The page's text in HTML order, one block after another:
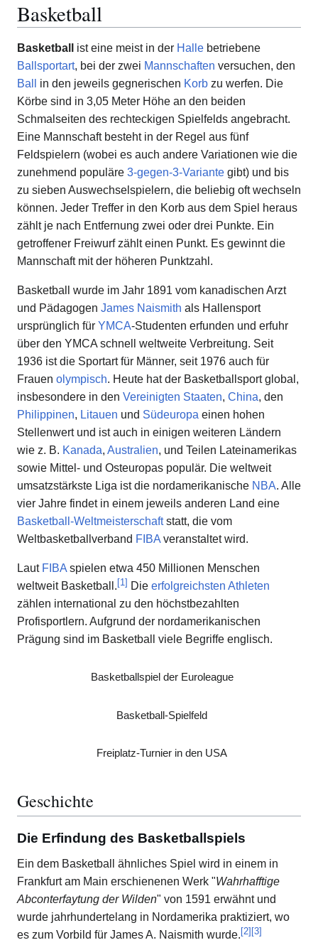
Basketball
Basketball ist eine meist in der Halle betriebene
Ballsportart, bei der zwei Mannschaften versuchen, den
Ball
in den jeweils gegnerischen Korb zu werfen. Die
Körbe sind in 3,05 Meter Höhe an den beiden
Schmalseiten des rechteckigen Spielfelds angebracht.
Eine Mannschaft besteht in der Regel aus fünf
Feldspielern (wobei es auch andere Variationen wie die
zunehmend populäre 3-gegen-3-Variante gibt) und bis
zu sieben Auswechselspielern, die beliebig oft wechseln
können. Jeder Treffer in den Korb aus dem Spiel heraus
zählt je nach Entfernung zwei oder drei Punkte. Ein
getroffener Freiwurf zählt einen Punkt. Es gewinnt die
Mannschaft mit der höheren Punktzahl.
Basketball wurde im Jahr 1891 vom kanadischen Arzt
und Pädagogen James Naismith als Hallensport
ursprünglich für YMCA-Studenten erfunden und erfuhr
über den YMCA schnell weltweite Verbreitung. Seit
1936 ist die Sportart für Männer, seit 1976 auch für
Frauen olympisch. Heute hat der Basketballsport global,
insbesondere in den Vereinigten Staaten, China, den
Philippinen, Litauen und Südeuropa einen hohen
Stellenwert und ist auch in einigen weiteren Ländern
wie z. B. Kanada, Australien, und Teilen Lateinamerikas
sowie Mittel- und Osteuropas populär. Die weltweit
umsatzstärkste Liga ist die nordamerikanische NBA. Alle
vier Jahre findet in einem jeweils anderen Land eine
Basketball-Weltmeisterschaftstatt, die vom
Weltbasketballverband FIBA veranstaltet wird.
Laut FIBA spielen etwa 450 Millionen Menschen
weltweit Basketball.[1] Die erfolgreichsten Athleten
zählen international zu den höchstbezahlten
Profisportlern. Aufgrund der nordamerikanischen
Prägung sind im Basketball viele Begriffe englisch.
Basketballspiel der Euroleague
Basketball-Spielfeld
Freiplatz-Turnier in den USA
Geschichte
Die Erfindung des Basketballspiels
Ein dem Basketball ähnliches Spiel wird in einem in
Frankfurt am Main erschienenen Werk "Wahrhafftige
Abconterfaytung der Wilden" von 1591 erwähnt und
wurde jahrhundertelang in Nordamerika praktiziert, wo
es zum Vorbild für James A. Naismith wurde.[2][3]